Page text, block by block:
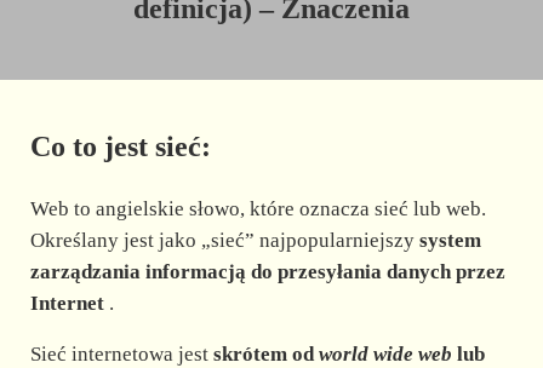
definicja) – Znaczenia
Co to jest sieć:
Web to angielskie słowo, które oznacza sieć lub web.
Określany jest jako „sieć” najpopularniejszy system
zarządzania informacją do przesyłania danych przez
Internet.
Sieć internetowa jest skrótem od world wide web lub